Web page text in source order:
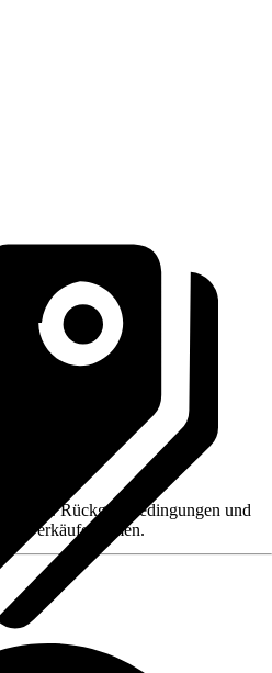
z. B. Rückgabebedingungen und
Verkäufernamen.